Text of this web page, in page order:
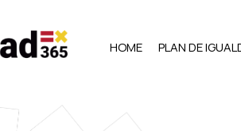
HOME PLAN DE